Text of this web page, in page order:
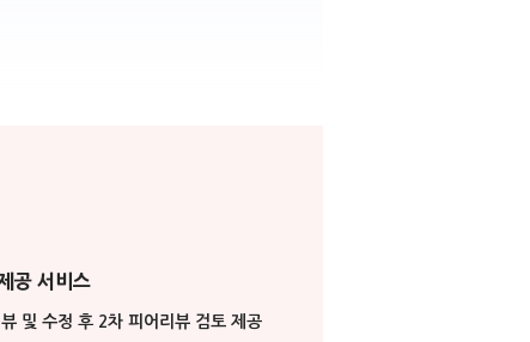
공 서비스
및 수정 후 2차 피어리뷰 검토 제공